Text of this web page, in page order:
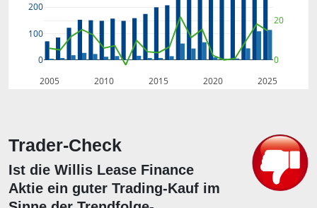
2005 2010 2015 2020 2025
0
100
200
0
20
Trader-Check
Ist die Willis Lease Finance
Aktie ein guter Trading-Kauf im